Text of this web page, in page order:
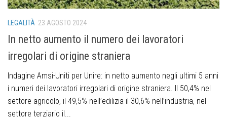
LEGALITÀ 23 AGOSTO 2024
In netto aumento il numero dei lavoratori
irregolari di origine straniera
Indagine Amsi-Uniti per Unire: in netto aumento negli ultimi 5 anni
i numeri dei lavoratori irregolari di origine straniera. Il 50,4% nel
settore agricolo, il 49,5% nell’edilizia il 30,6% nell’industria, nel
settore terziario il...